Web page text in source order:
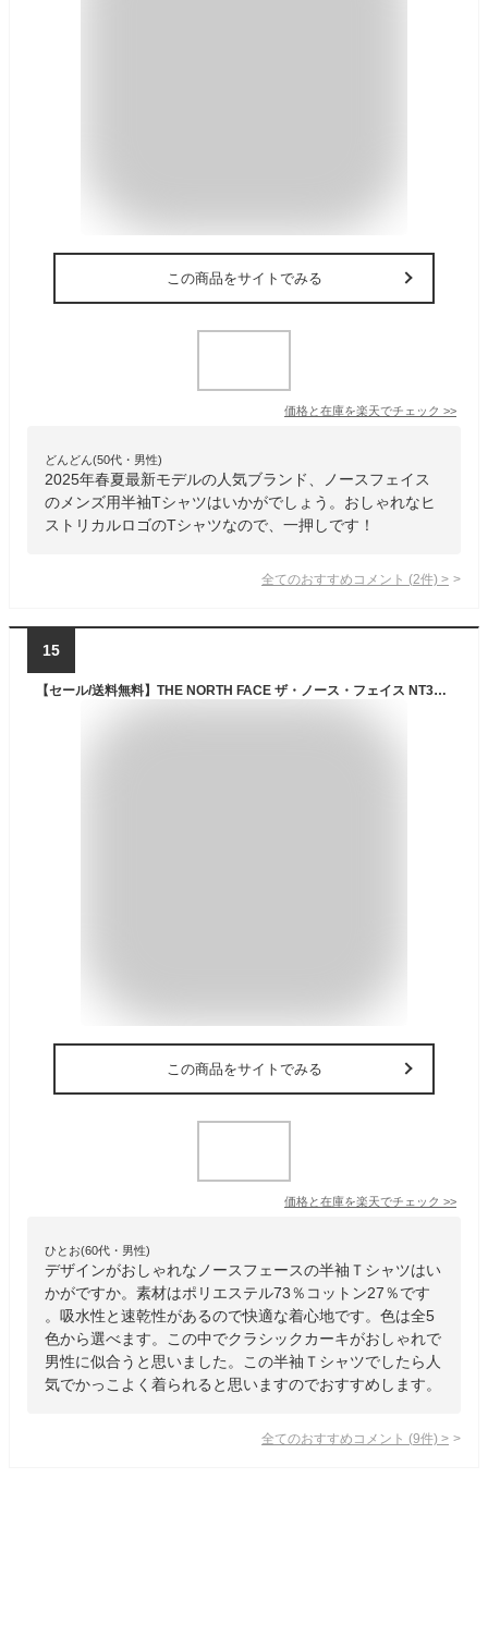
この商品をサイトでみる
価格と在庫を楽天でチェック >>
どんどん(50代・男性)
2025年春夏最新モデルの人気ブランド、ノースフェイス
のメンズ用半袖Tシャツはいかがでしょう。おしゃれなヒ
ストリカルロゴのTシャツなので、一押しです！
全てのおすすめコメント (2件) >
15
【セール/送料無料】THE NORTH FACE ザ・ノース・フェイス NT32445 S/S SMALL BOX LOGO TEE【10%OFF】ショートスリーブスモールボックスロゴティー Tシャツ スクエアロゴ ワンポイント 速乾 半袖 アウトドア キャンプ 海 川 山 メンズ レディース 5カラー 国内正規 2025SS
この商品をサイトでみる
価格と在庫を楽天でチェック >>
ひとお(60代・男性)
デザインがおしゃれなノースフェースの半袖Ｔシャツはい
かがですか。素材はポリエステル73％コットン27％です
。吸水性と速乾性があるので快適な着心地です。色は全5
色から選べます。この中でクラシックカーキがおしゃれで
男性に似合うと思いました。この半袖Ｔシャツでしたら人
気でかっこよく着られると思いますのでおすすめします。
全てのおすすめコメント (9件) >